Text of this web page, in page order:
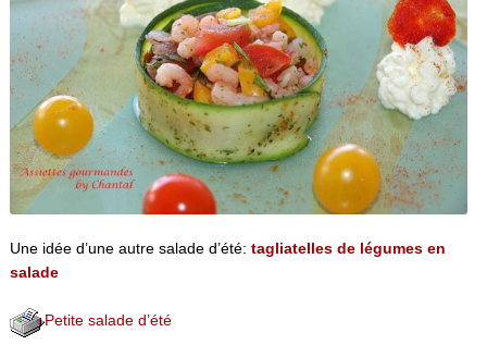
Une idée d’une autre salade d’été: tagliatelles de légumes en
salade
Petite salade d’été